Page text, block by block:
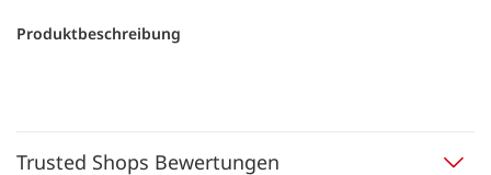
Produktbeschreibung
Trusted Shops Bewertungen